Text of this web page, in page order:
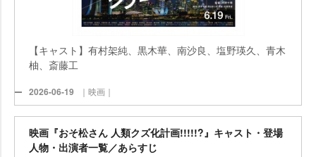
【キャスト】有村架純、黒木華、南沙良、塩野瑛久、青木
柚、斎藤工
2026-06-19 ｜映画｜
映画『おそ松さん 人類クズ化計画!!!!!?』キャスト・登場
人物・出演者一覧／あらすじ